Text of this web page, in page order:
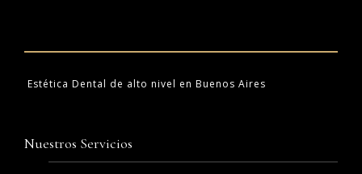
Estética Dental de alto nivel en Buenos Aires
Nuestros Servicios